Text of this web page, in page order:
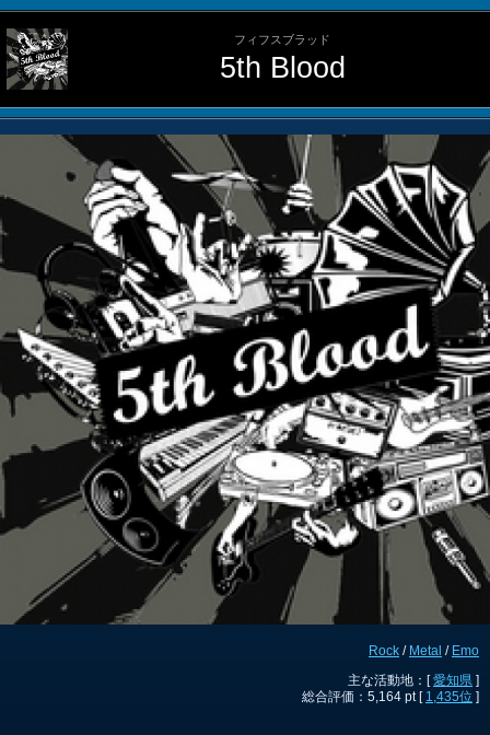
フィフスブラッド
5th Blood
Rock / Metal / Emo
主な活動地：[愛知県 ]
総合評価：5,164 pt [ 1,435位 ]